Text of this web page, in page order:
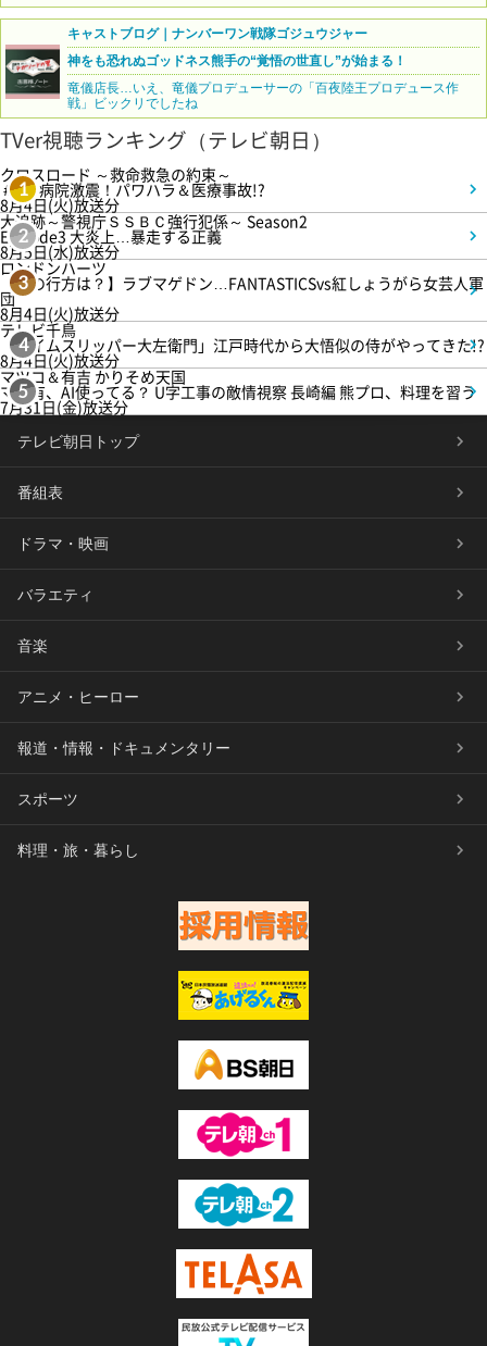
キャストブログ｜ナンバーワン戦隊ゴジュウジャー
神をも恐れぬゴッドネス熊手の“覚悟の世直し”が始まる！
竜儀店長…いえ、竜儀プロデューサーの「百夜陸王プロデュース作
戦」ビックリでしたね
TVer視聴ランキング（テレビ朝日）
1
クロスロード ～救命救急の約束～
＃5 病院激震！パワハラ＆医療事故!?
8月4日(火)放送分
2
大追跡～警視庁ＳＳＢＣ強行犯係～ Season2
Episode3 大炎上…暴走する正義
8月5日(水)放送分
3
ロンドンハーツ
【恋の行方は？】ラブマゲドン…FANTASTICSvs紅しょうがら女芸人軍
団
8月4日(火)放送分
4
テレビ千鳥
「タイムスリッパー大左衛門」江戸時代から大悟似の侍がやってきた!?
8月4日(火)放送分
5
マツコ＆有吉 かりそめ天国
マツ有、AI使ってる？ U字工事の敵情視察 長崎編 熊プロ、料理を習う
7月31日(金)放送分
テレビ朝日トップ
番組表
ドラマ・映画
バラエティ
音楽
アニメ・ヒーロー
報道・情報・ドキュメンタリー
スポーツ
料理・旅・暮らし